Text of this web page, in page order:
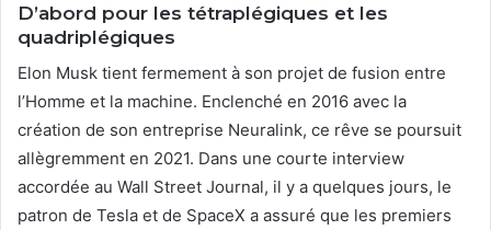
D’abord pour les tétraplégiques et les
quadriplégiques
Elon Musk tient fermement à son projet de fusion entre
l’Homme et la machine. Enclenché en 2016 avec la
création de son entreprise Neuralink, ce rêve se poursuit
allègremment en 2021. Dans une courte interview
accordée au Wall Street Journal, il y a quelques jours, le
patron de Tesla et de SpaceX a assuré que les premiers